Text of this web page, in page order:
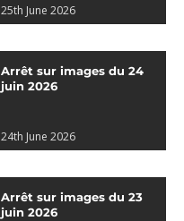
25th June 2026
Arrêt sur images du 24
juin 2026
24th June 2026
Arrêt sur images du 23
juin 2026